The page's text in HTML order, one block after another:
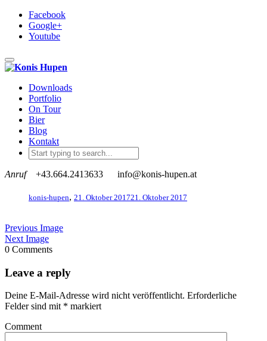
Facebook
Google+
Youtube
Toggle navigation
Downloads
Portfolio
On Tour
Bier
Blog
Kontakt
Anruf +43.664.2413633 info@konis-hupen.at
konis-hupen, 21. Oktober 201721. Oktober 2017
Previous Image
Next Image
0 Comments
Leave a reply
Deine E-Mail-Adresse wird nicht veröffentlicht. Erforderliche
Felder sind mit * markiert
Comment